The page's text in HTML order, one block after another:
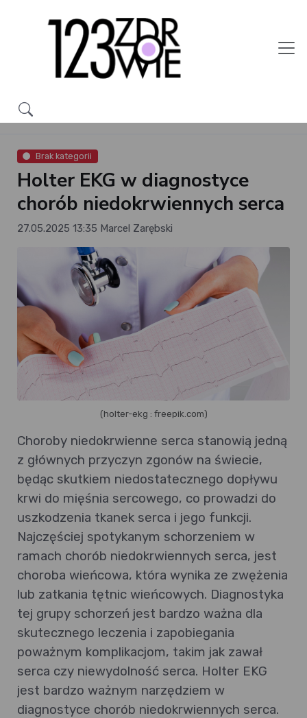
Brak kategorii
Holter EKG w diagnostyce
chorób niedokrwiennych serca
27.05.2025 13:35 Marcel Zarębski
(holter-ekg : freepik.com)
Choroby niedokrwienne serca stanowią jedną
z głównych przyczyn zgonów na świecie,
będąc skutkiem niedostatecznego dopływu
krwi do mięśnia sercowego, co prowadzi do
uszkodzenia tkanek serca i jego funkcji.
Najczęściej spotykanym schorzeniem w
ramach chorób niedokrwiennych serca, jest
choroba wieńcowa, która wynika ze zwężenia
lub zatkania tętnic wieńcowych. Diagnostyka
tej grupy schorzeń jest bardzo ważna dla
skutecznego leczenia i zapobiegania
poważnym komplikacjom, takim jak zawał
serca czy niewydolność serca. Holter EKG
jest bardzo ważnym narzędziem w
diagnostyce chorób niedokrwiennych serca.